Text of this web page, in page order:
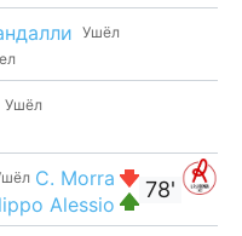
Ушёл
Ушёл
78'
C. Morra
Alessio